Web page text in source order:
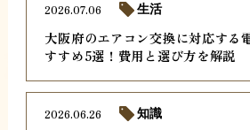
大阪府のエアコン交換に対応する
すすめ5選！費用と選び方を解説
2026.07.06 生活
2026.06.26 知識